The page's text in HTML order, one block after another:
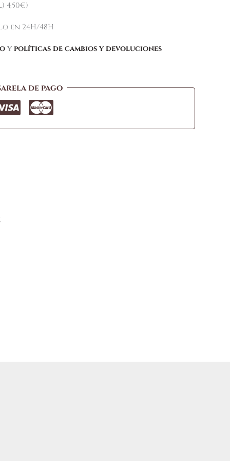
4,50€)
en 24H/48H
y políticas de cambios y devoluciones
de pago